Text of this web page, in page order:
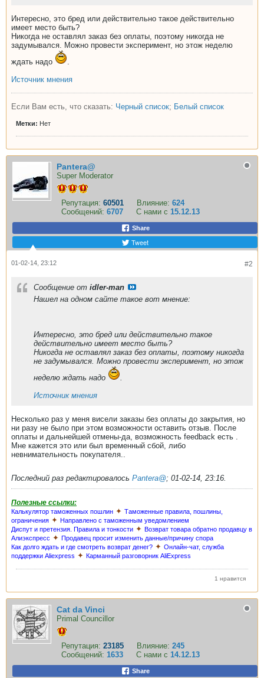
Интересно, это бред или действительно такое действительно
имеет место быть?
Никогда не оставлял заказ без оплаты, поэтому никогда не
задумывался. Можно провести эксперимент, но этож неделю
ждать надо
.
Источник мнения
Если Вам есть, что сказать: Черный список; Белый список
Метки: Нет
Pantera@
Super Moderator
Репутация: 60501 Влияние: 624
Сообщений: 6707 С нами с 15.12.13
Share
Tweet
#2
01-02-14, 23:12
Сообщение от idler-man
Нашел на одном сайте такое вот мнение:
Интересно, это бред или действительно такое
действительно имеет место быть?
Никогда не оставлял заказ без оплаты, поэтому никогда
не задумывался. Можно провести эксперимент, но этож
неделю ждать надо
.
Источник мнения
Несколько раз у меня висели заказы без оплаты до закрытия, но
ни разу не было при этом возможности оставить отзыв. После
оплаты и дальнейшей отмены-да, возможность feedback есть .
Мне кажется это или был временный сбой, либо
невнимательность покупателя..
Последний раз редактировалось Pantera@; 01-02-14, 23:16.
Полезные ссылки:
Калькулятор таможенных пошлин ✦ Таможенные правила, пошлины,
ограничения ✦ Направлено с таможенным уведомлением
Диспут и претензия. Правила и тонкости ✦ Возврат товара обратно продавцу в
Алиэкспресс ✦ Продавец просит изменить данные/причину спора
Как долго ждать и где смотреть возврат денег? ✦ Онлайн-чат, служба
поддержки Aliexpress ✦ Карманный разговорник AliExpress
1 нравится
Cat da Vinci
Primal Councillor
Репутация: 23185 Влияние: 245
Сообщений: 1633 С нами с 14.12.13
Share